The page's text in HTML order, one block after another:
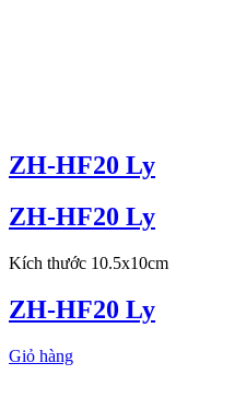
ZH-HF20 Ly
ZH-HF20 Ly
Kích thước 10.5x10cm
ZH-HF20 Ly
Giỏ hàng